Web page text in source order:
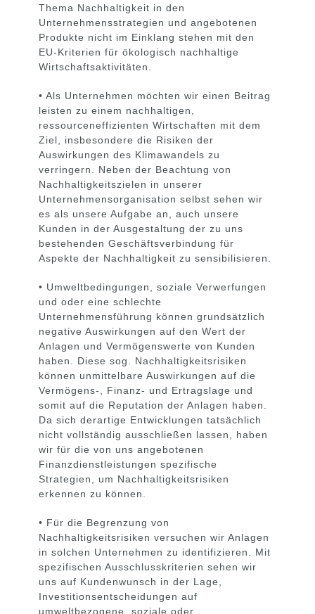
Thema Nachhaltigkeit in den
Unternehmensstrategien und angebotenen
Produkte nicht im Einklang stehen mit den
EU-Kriterien für ökologisch nachhaltige
Wirtschaftsaktivitäten.
• Als Unternehmen möchten wir einen Beitrag
leisten zu einem nachhaltigen,
ressourceneffizienten Wirtschaften mit dem
Ziel, insbesondere die Risiken der
Auswirkungen des Klimawandels zu
verringern. Neben der Beachtung von
Nachhaltigkeitszielen in unserer
Unternehmensorganisation selbst sehen wir
es als unsere Aufgabe an, auch unsere
Kunden in der Ausgestaltung der zu uns
bestehenden Geschäftsverbindung für
Aspekte der Nachhaltigkeit zu sensibilisieren.
• Umweltbedingungen, soziale Verwerfungen
und oder eine schlechte
Unternehmensführung können grundsätzlich
negative Auswirkungen auf den Wert der
Anlagen und Vermögenswerte von Kunden
haben. Diese sog. Nachhaltigkeitsrisiken
können unmittelbare Auswirkungen auf die
Vermögens-, Finanz- und Ertragslage und
somit auf die Reputation der Anlagen haben.
Da sich derartige Entwicklungen tatsächlich
nicht vollständig ausschließen lassen, haben
wir für die von uns angebotenen
Finanzdienstleistungen spezifische
Strategien, um Nachhaltigkeitsrisiken
erkennen zu können.
• Für die Begrenzung von
Nachhaltigkeitsrisiken versuchen wir Anlagen
in solchen Unternehmen zu identifizieren. Mit
spezifischen Ausschlusskriterien sehen wir
uns auf Kundenwunsch in der Lage,
Investitionsentscheidungen auf
umweltbezogene, soziale oder